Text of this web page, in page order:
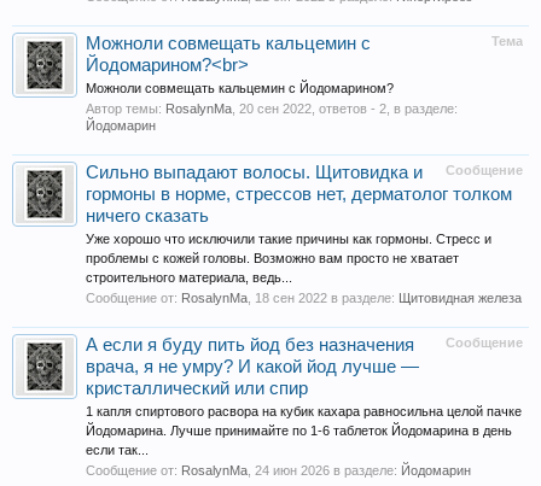
Тема
Можноли совмещать кальцемин с
Йодомарином?<br>
Можноли совмещать кальцемин с Йодомарином?
Автор темы: RosalynMa 20 сен 2022 , ответов - 2, в разделе:
Йодомарин
Сообщение
Сильно выпадают волосы. Щитовидка и
гормоны в норме, стрессов нет, дерматолог толком
ничего сказать
Уже хорошо что исключили такие причины как гормоны. Стресс и
проблемы с кожей головы. Возможно вам просто не хватает
строительного материала, ведь...
Сообщение от: RosalynMa 18 сен 2022 в разделе: Щитовидная железа
Сообщение
А если я буду пить йод без назначения
врача, я не умру? И какой йод лучше —
кристаллический или спир
1 капля спиртового расвора на кубик кахара равносильна целой пачке
Йодомарина. Лучше принимайте по 1-6 таблеток Йодомарина в день
если так...
Сообщение от: RosalynMa 24 июн 2026 в разделе: Йодомарин